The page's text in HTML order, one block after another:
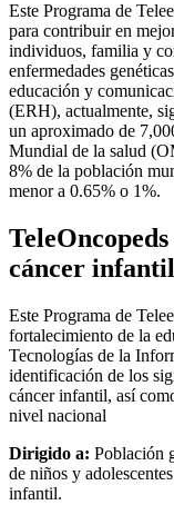
Este Programa de
para contribuir en
individuos, familia y
enfermedades
educación y
(ERH), actualmente,
un aproximado de
Mundial de la salud
8% de la población
menor a 0.65% o 1%.
cáncer infantil
Este Programa de
fortalecimiento de la
Tecnologías de la
identificación de los
cáncer infantil, así
nivel nacional
Dirigido a: Población
de niños y
infantil.